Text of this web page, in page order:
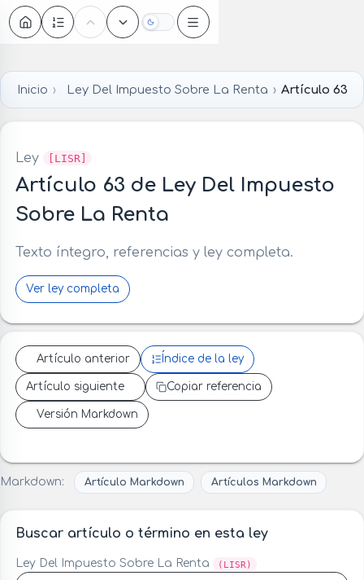
Oscuro
Inicio Ley Del Impuesto Sobre La Renta Artículo 63
Ley [LISR]
Artículo 63 de Ley Del Impuesto
Sobre La Renta
Texto íntegro, referencias y ley completa.
Ver ley completa
Artículo anterior Índice de la ley
Artículo siguiente Copiar referencia
Versión Markdown
Markdown: Artículo Markdown Artículos Markdown
Buscar artículo o término en esta ley
Ley Del Impuesto Sobre La Renta (LISR)